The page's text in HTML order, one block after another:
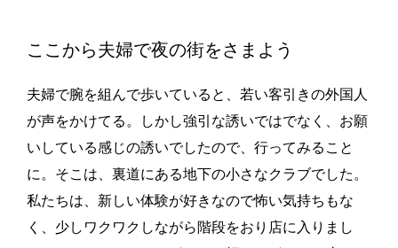
ここから夫婦で夜の街をさまよう
夫婦で腕を組んで歩いていると、若い客引きの外国人
が声をかけてる。しかし強引な誘いではでなく、お願
いしている感じの誘いでしたので、行ってみること
に。そこは、裏道にある地下の小さなクラブでした。
私たちは、新しい体験が好きなので怖い気持ちもな
く、少しワクワクしながら階段をおり店に入りまし